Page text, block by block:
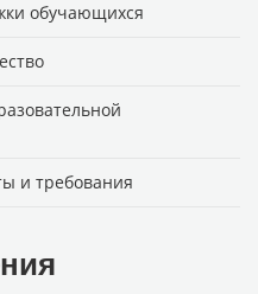
обучающихся
и требования